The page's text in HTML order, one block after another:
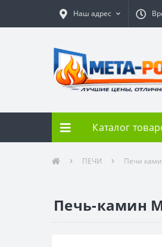
Наш адрес
Каталог
ПЕЧИ Печи
Печь-камин